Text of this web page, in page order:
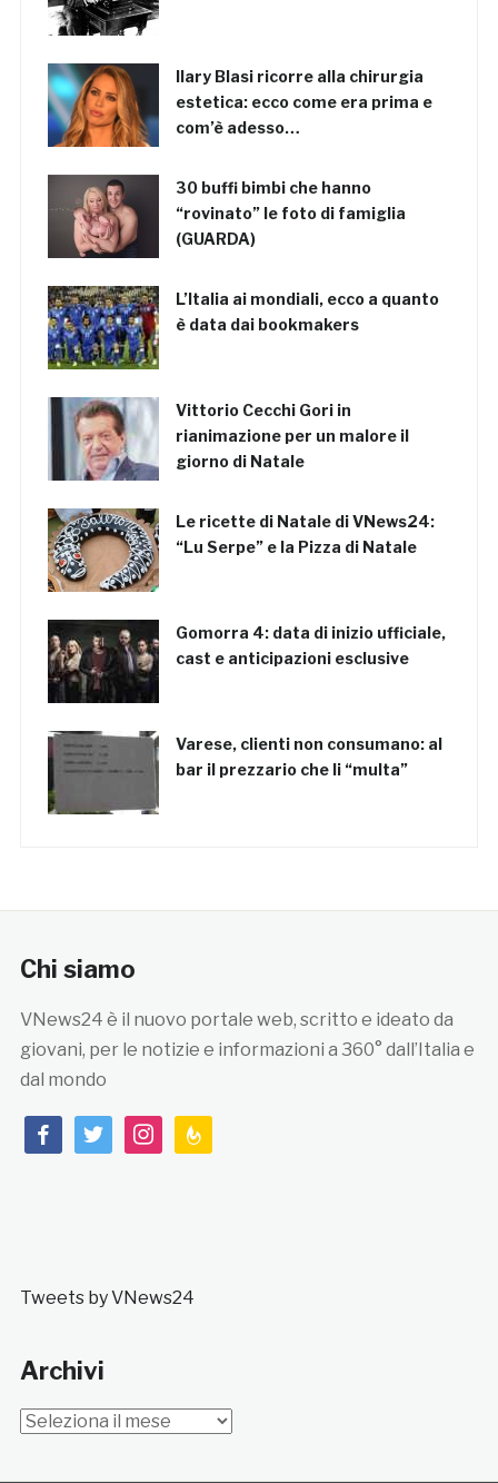
Ilary Blasi ricorre alla chirurgia
estetica: ecco come era prima e
com’è adesso…
30 buffi bimbi che hanno
“rovinato” le foto di famiglia
(GUARDA)
L’Italia ai mondiali, ecco a quanto
è data dai bookmakers
Vittorio Cecchi Gori in
rianimazione per un malore il
giorno di Natale
Le ricette di Natale di VNews24:
“Lu Serpe” e la Pizza di Natale
Gomorra 4: data di inizio ufficiale,
cast e anticipazioni esclusive
Varese, clienti non consumano: al
bar il prezzario che li “multa”
Chi siamo
VNews24 è il nuovo portale web, scritto e ideato da
giovani, per le notizie e informazioni a 360° dall’Italia e
dal mondo
facebooktwitterinstagramfeedburner
Tweets by VNews24
Archivi
Archivi